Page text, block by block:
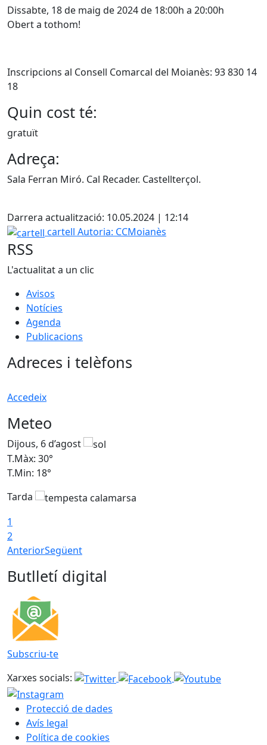
Dissabte, 18 de maig de 2024 de 18:00h a 20:00h
Obert a tothom!
Inscripcions al Consell Comarcal del Moianès: 93 830 14
18
Quin cost té:
gratuït
Adreça:
Sala Ferran Miró. Cal Recader. Castellterçol.
Darrera actualització: 10.05.2024 | 12:14
cartell
cartell Autoria: CCMoianès
RSS
L'actualitat a un clic
Avisos
Notícies
Agenda
Publicacions
Adreces i telèfons
Accedeix
Meteo
Dijous, 6 d’agost
T.Màx: 30°
T.Min: 18°
Tarda
1
2
AnteriorSegüent
Butlletí digital
Subscriu-te
Xarxes socials:
Protecció de dades
Avís legal
Política de cookies